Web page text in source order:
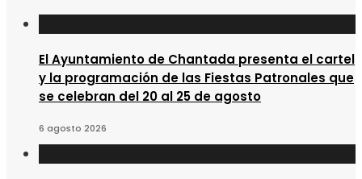
El Ayuntamiento de Chantada presenta el cartel
y la programación de las Fiestas Patronales que
se celebran del 20 al 25 de agosto
6 agosto 2026